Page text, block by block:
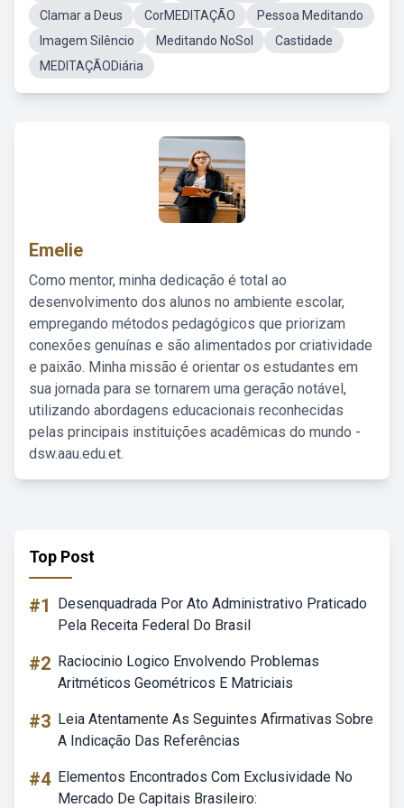
Clamar a Deus
CorMEDITAÇÃO
Pessoa Meditando
Imagem Silêncio
Meditando NoSol
Castidade
MEDITAÇÃODiária
Emelie
Como mentor, minha dedicação é total ao
desenvolvimento dos alunos no ambiente escolar,
empregando métodos pedagógicos que priorizam
conexões genuínas e são alimentados por criatividade
e paixão. Minha missão é orientar os estudantes em
sua jornada para se tornarem uma geração notável,
utilizando abordagens educacionais reconhecidas
pelas principais instituições acadêmicas do mundo -
dsw.aau.edu.et.
Top Post
#1
Desenquadrada Por Ato Administrativo Praticado
Pela Receita Federal Do Brasil
#2 Raciocinio Logico Envolvendo Problemas
Aritméticos Geométricos E Matriciais
#3 Leia Atentamente As Seguintes Afirmativas Sobre
A Indicação Das Referências
#4 Elementos Encontrados Com Exclusividade No
Mercado De Capitais Brasileiro: